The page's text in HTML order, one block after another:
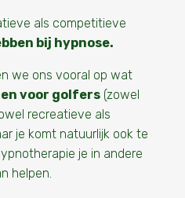
als competitieve
bij hypnose.
we ons vooral op wat
voor golfers (zowel
recreatieve als
je komt natuurlijk ook te
je in andere
helpen.